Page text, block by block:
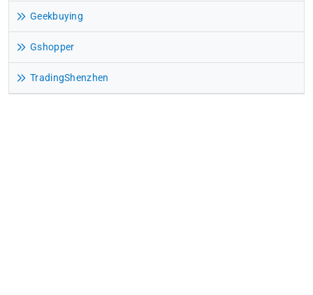
Geekbuying
Gshopper
TradingShenzhen